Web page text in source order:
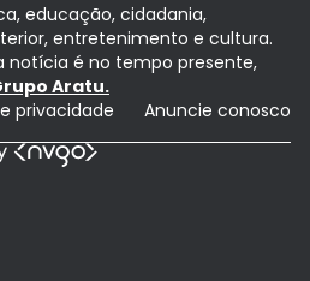
educação, cidadania,
entretenimento e cultura.
notícia é no tempo presente,
Aratu.
privacidade Anuncie conosco